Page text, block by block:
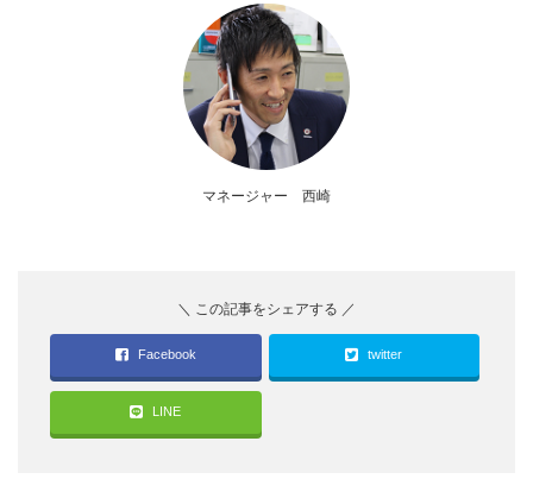
マネージャー 西崎
Facebook twitter
LINE